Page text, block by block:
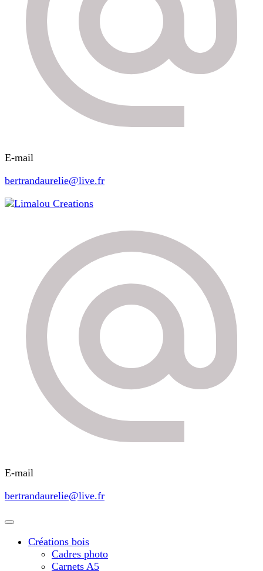
E-mail
bertrandaurelie@live.fr
Limalou Creations
E-mail
bertrandaurelie@live.fr
Créations bois
Cadres photo
Carnets A5